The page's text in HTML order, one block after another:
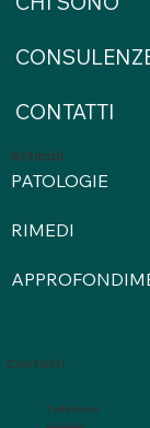
CONTATTI
Articoli
PATOLOGIE
RIMEDI
Contatti
Telefono
+39 3518112321